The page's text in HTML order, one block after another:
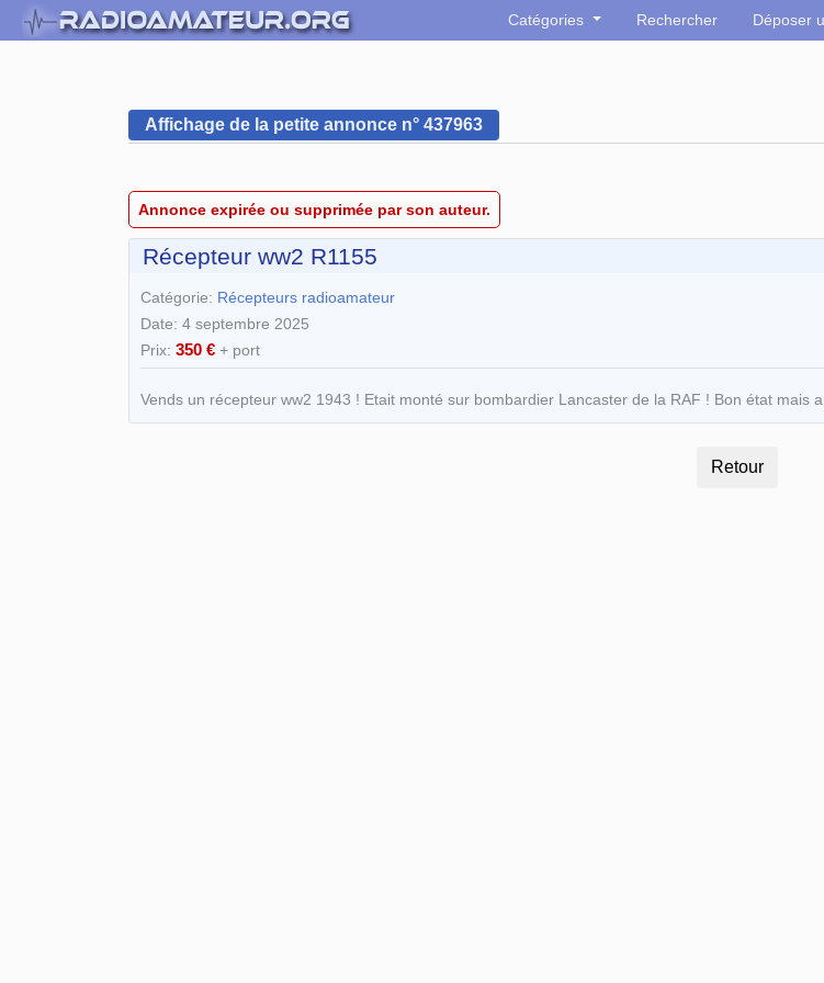
Catégories Rechercher Déposer
Affichage de la petite annonce n° 437963
Annonce expirée ou supprimée par son auteur.
Récepteur ww2 R1155
Catégorie: Récepteurs radioamateur
Date: 4 septembre 2025
Prix: 350 € + port
Vends un récepteur ww2 1943 ! Etait monté sur bombardier Lancaster de la RAF ! Bon état mais